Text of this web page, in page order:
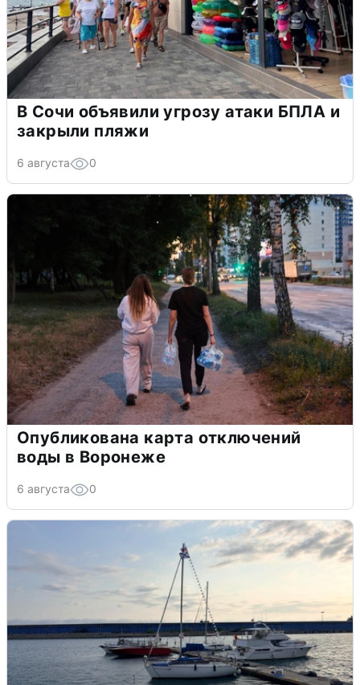
В Сочи объявили угрозу атаки БПЛА и
закрыли пляжи
6 августа 0
Опубликована карта отключений
воды в Воронеже
6 августа 0